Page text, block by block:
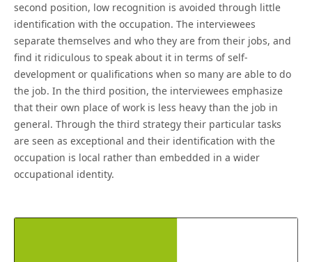
second position, low recognition is avoided through little
identification with the occupation. The interviewees
separate themselves and who they are from their jobs, and
find it ridiculous to speak about it in terms of self-
development or qualifications when so many are able to do
the job. In the third position, the interviewees emphasize
that their own place of work is less heavy than the job in
general. Through the third strategy their particular tasks
are seen as exceptional and their identification with the
occupation is local rather than embedded in a wider
occupational identity.